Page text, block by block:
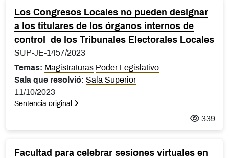
Los Congresos Locales no pueden designar
a los titulares de los órganos internos de
control de los Tribunales Electorales Locales
SUP-JE-1457/2023
Temas: Magistraturas Poder Legislativo
Sala que resolvió: Sala Superior
11/10/2023
Sentencia original
339
Facultad para celebrar sesiones virtuales en